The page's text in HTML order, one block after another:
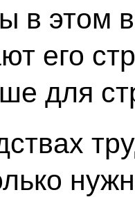
в этом
его
для